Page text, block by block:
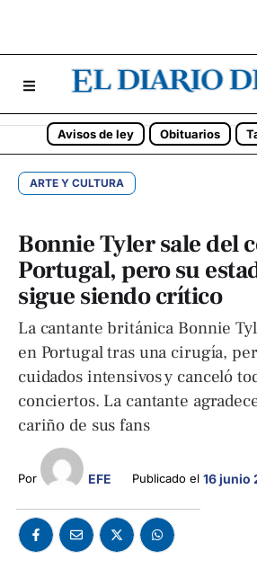
Avisos de ley Obituarios
ARTE Y CULTURA
Bonnie Tyler sale del
Portugal, pero su
sigue siendo crítico
La cantante británica Bonnie
en Portugal tras una cirugía,
cuidados intensivos y canceló
conciertos. La cantante
cariño de sus fans
Por EFE Publicado el 16 junio